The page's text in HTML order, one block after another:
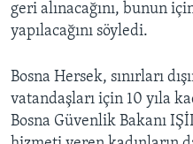
geri alınacağını, bunun
yapılacağını söyledi.
Bosna Hersek, sınırları
vatandaşları için 10 yıla
Bosna Güvenlik Bakanı